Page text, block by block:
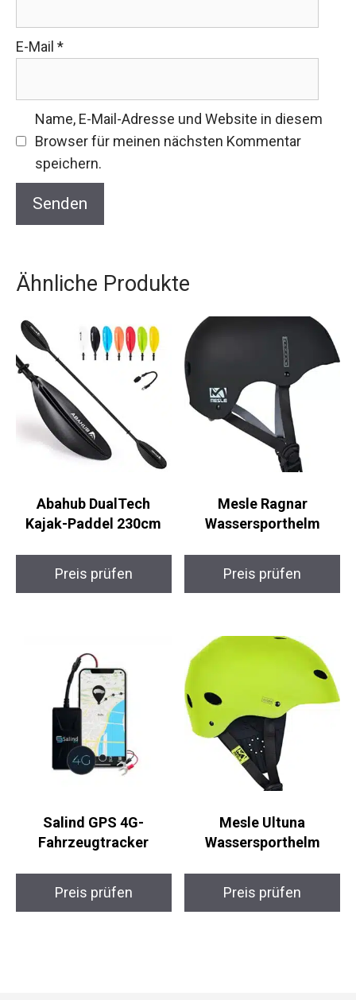
E-Mail *
Name, E-Mail-Adresse und Website in diesem
Browser für meinen nächsten Kommentar
speichern.
Ähnliche Produkte
Abahub DualTech
Kajak-Paddel 230cm
Preis prüfen
Mesle Ragnar
Wassersporthelm
Preis prüfen
Salind GPS 4G-
Fahrzeugtracker
Preis prüfen
Mesle Ultuna
Wassersporthelm
Preis prüfen